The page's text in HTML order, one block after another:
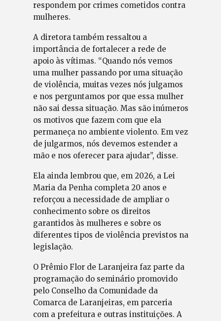
respondem por crimes cometidos contra
mulheres.
A diretora também ressaltou a
importância de fortalecer a rede de
apoio às vítimas. “Quando nós vemos
uma mulher passando por uma situação
de violência, muitas vezes nós julgamos
e nos perguntamos por que essa mulher
não sai dessa situação. Mas são inúmeros
os motivos que fazem com que ela
permaneça no ambiente violento. Em vez
de julgarmos, nós devemos estender a
mão e nos oferecer para ajudar”, disse.
Ela ainda lembrou que, em 2026, a Lei
Maria da Penha completa 20 anos e
reforçou a necessidade de ampliar o
conhecimento sobre os direitos
garantidos às mulheres e sobre os
diferentes tipos de violência previstos na
legislação.
O Prêmio Flor de Laranjeira faz parte da
programação do seminário promovido
pelo Conselho da Comunidade da
Comarca de Laranjeiras, em parceria
com a prefeitura e outras instituições. A